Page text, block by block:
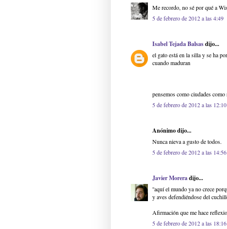
Me recordo, no sé por qué a
5 de febrero de 2012 a las 4:49
Isabel Tejada Balsasdijo...
el gato está en la silla y se ha
cuando maduran
pensemos como ciudades
5 de febrero de 2012 a las 12:10
Anónimo dijo...
Nunca nieva a gusto de todos.
5 de febrero de 2012 a las 14:56
Javier Moreradijo...
''aquí el mundo ya no crece
y aves defendiéndose del
Afirmación que me hace
5 de febrero de 2012 a las 18:16